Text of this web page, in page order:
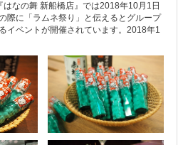
はなの舞 新船橋店』では2018年10月1日
際に「ラムネ祭り」と伝えるとグループ
イベントが開催されています。2018年1